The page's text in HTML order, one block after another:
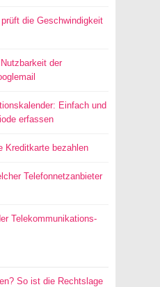
die Geschwindigkeit
der
Einfach und
erfassen
Kreditkarte bezahlen
Telefonnetzanbieter
Telekommunikations-
So ist die Rechtslage